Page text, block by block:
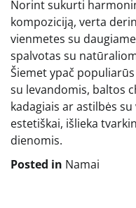
Norint sukurti
kompoziciją, verta
vienmetes su
spalvotas su
Šiemet ypač
su levandomis, baltos
kadagiais ar astilbės
estetiškai, išlieka
dienomis.
Posted in Namai